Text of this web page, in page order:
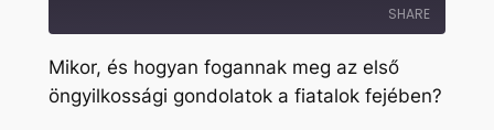
seconds
SHARE
SHARE
Mikor, és hogyan fogannak meg az első
öngyilkossági gondolatok a fiatalok fejében?